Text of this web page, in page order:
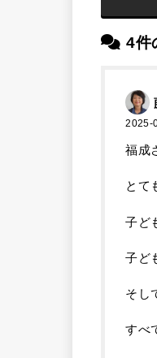
4件
2025-
福成
とて
子ど
子ど
そし
すべ